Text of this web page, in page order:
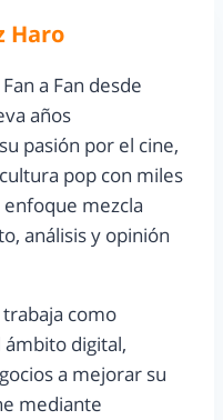
Haro
a Fan desde
años
pasión por el cine,
pop con miles
mezcla
análisis y opinión
como
digital,
a mejorar su
mediante